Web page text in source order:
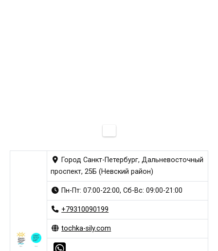
Город Санкт-Петербург, Дальневосточный
проспект, 25Б (Невский район)
Пн-Пт: 07:00-22:00, Сб-Вс: 09:00-21:00
+79310090199
tochka-sily.com